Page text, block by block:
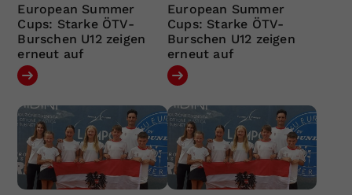
European Summer
Cups: Starke ÖTV-
Burschen U12 zeigen
erneut auf
European Summer
Cups: Starke ÖTV-
Burschen U12 zeigen
erneut auf